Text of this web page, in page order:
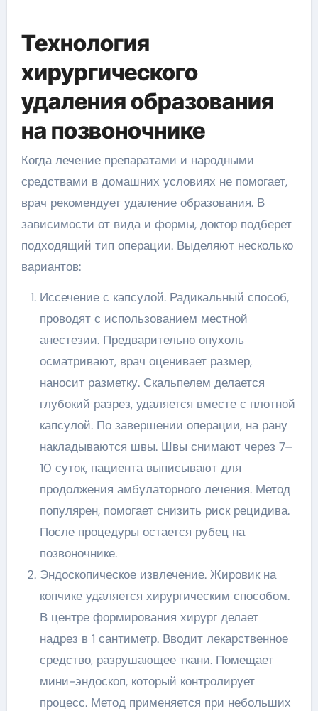
Технология
хирургического
удаления образования
на позвоночнике
Когда лечение препаратами и народными
средствами в домашних условиях не помогает,
врач рекомендует удаление образования. В
зависимости от вида и формы, доктор подберет
подходящий тип операции. Выделяют несколько
вариантов:
Иссечение с капсулой. Радикальный способ,
проводят с использованием местной
анестезии. Предварительно опухоль
осматривают, врач оценивает размер,
наносит разметку. Скальпелем делается
глубокий разрез, удаляется вместе с плотной
капсулой. По завершении операции, на рану
накладываются швы. Швы снимают через 7–
10 суток, пациента выписывают для
продолжения амбулаторного лечения. Метод
популярен, помогает снизить риск рецидива.
После процедуры остается рубец на
позвоночнике.
Эндоскопическое извлечение. Жировик на
копчике удаляется хирургическим способом.
В центре формирования хирург делает
надрез в 1 сантиметр. Вводит лекарственное
средство, разрушающее ткани. Помещает
мини-эндоскоп, который контролирует
процесс. Метод применяется при небольших